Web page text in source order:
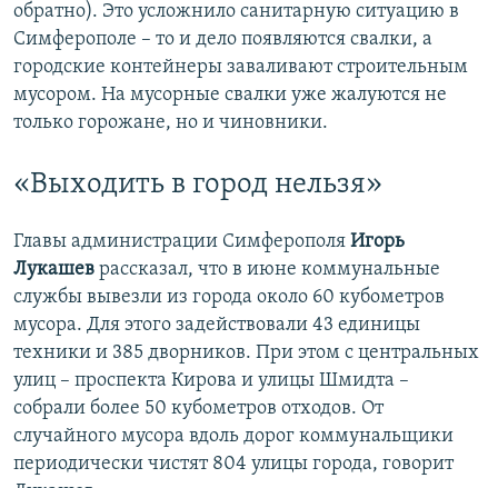
обратно). Это усложнило санитарную ситуацию в
Симферополе – то и дело появляются свалки, а
городские контейнеры заваливают строительным
мусором. На мусорные свалки уже жалуются не
только горожане, но и чиновники.
«Выходить в город нельзя»
Главы администрации Симферополя Игорь
Лукашев рассказал, что в июне коммунальные
службы вывезли из города около 60 кубометров
мусора. Для этого задействовали 43 единицы
техники и 385 дворников. При этом с центральных
улиц – проспекта Кирова и улицы Шмидта –
собрали более 50 кубометров отходов. От
случайного мусора вдоль дорог коммунальщики
периодически чистят 804 улицы города, говорит